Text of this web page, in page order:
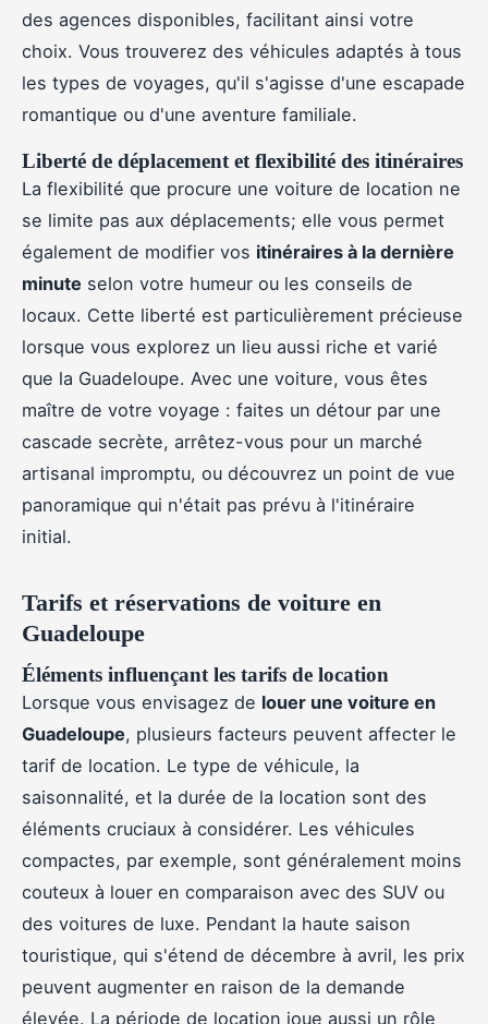
des agences disponibles, facilitant ainsi votre
choix. Vous trouverez des véhicules adaptés à tous
les types de voyages, qu'il s'agisse d'une escapade
romantique ou d'une aventure familiale.
Liberté de déplacement et flexibilité des itinéraires
La flexibilité que procure une voiture de location ne
se limite pas aux déplacements; elle vous permet
également de modifier vos itinéraires à la dernière
minute selon votre humeur ou les conseils de
locaux. Cette liberté est particulièrement précieuse
lorsque vous explorez un lieu aussi riche et varié
que la Guadeloupe. Avec une voiture, vous êtes
maître de votre voyage : faites un détour par une
cascade secrète, arrêtez-vous pour un marché
artisanal impromptu, ou découvrez un point de vue
panoramique qui n'était pas prévu à l'itinéraire
initial.
Tarifs et réservations de voiture en
Guadeloupe
Éléments influençant les tarifs de location
Lorsque vous envisagez de louer une voiture en
Guadeloupe, plusieurs facteurs peuvent affecter le
tarif de location. Le type de véhicule, la
saisonnalité, et la durée de la location sont des
éléments cruciaux à considérer. Les véhicules
compactes, par exemple, sont généralement moins
couteux à louer en comparaison avec des SUV ou
des voitures de luxe. Pendant la haute saison
touristique, qui s'étend de décembre à avril, les prix
peuvent augmenter en raison de la demande
élevée. La période de location joue aussi un rôle